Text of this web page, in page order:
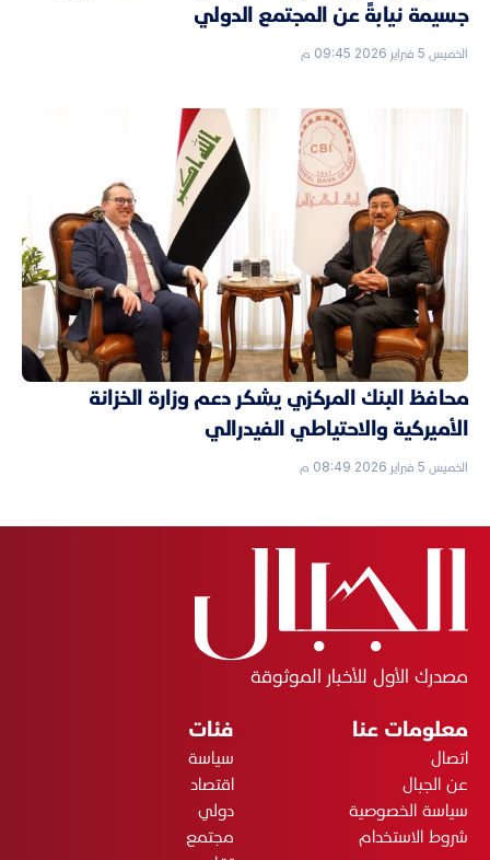
جسيمة نيابةً عن المجتمع الدولي
الخميس 5 فبراير 2026 09:45 م
محافظ البنك المركزي يشكر دعم وزارة الخزانة
الأميركية والاحتياطي الفيدرالي
الخميس 5 فبراير 2026 08:49 م
مصدرك الأول للأخبار الموثوقة
معلومات عنا
اتصال
عن الجبال
سياسة الخصوصية
شروط الاستخدام
فئات
سياسة
اقتصاد
دولي
مجتمع